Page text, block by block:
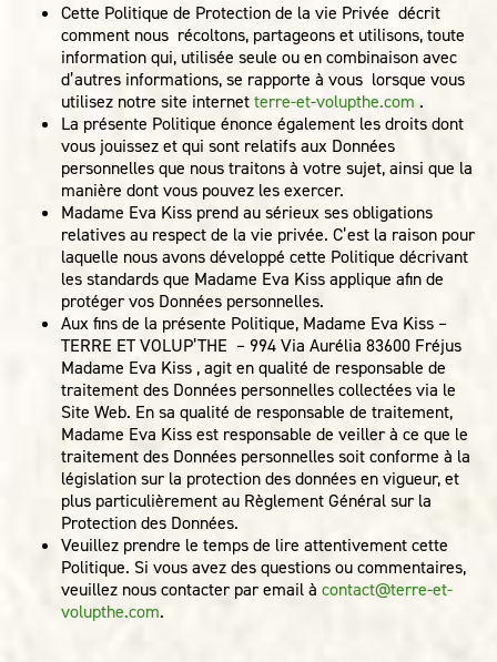
Cette Politique de Protection de la vie Privée décrit
comment nous récoltons, partageons et utilisons, toute
information qui, utilisée seule ou en combinaison avec
d’autres informations, se rapporte à vous lorsque vous
utilisez notre site internetterre-et-volupthe.com .
La présente Politique énonce également les droits dont
vous jouissez et qui sont relatifs aux Données
personnelles que nous traitons à votre sujet, ainsi que la
manière dont vous pouvez les exercer.
Madame Eva Kiss prend au sérieux ses obligations
relatives au respect de la vie privée. C’est la raison pour
laquelle nous avons développé cette Politique décrivant
les standards que Madame Eva Kiss applique afin de
protéger vos Données personnelles.
Aux fins de la présente Politique, Madame Eva Kiss –
TERRE ET VOLUP’THE – 994 Via Aurélia 83600 Fréjus
Madame Eva Kiss , agit en qualité de responsable de
traitement des Données personnelles collectées via le
Site Web. En sa qualité de responsable de traitement,
Madame Eva Kiss est responsable de veiller à ce que le
traitement des Données personnelles soit conforme à la
législation sur la protection des données en vigueur, et
plus particulièrement au Règlement Général sur la
Protection des Données.
Veuillez prendre le temps de lire attentivement cette
Politique. Si vous avez des questions ou commentaires,
veuillez nous contacter par email à contact@terre-et-
volupthe.com.